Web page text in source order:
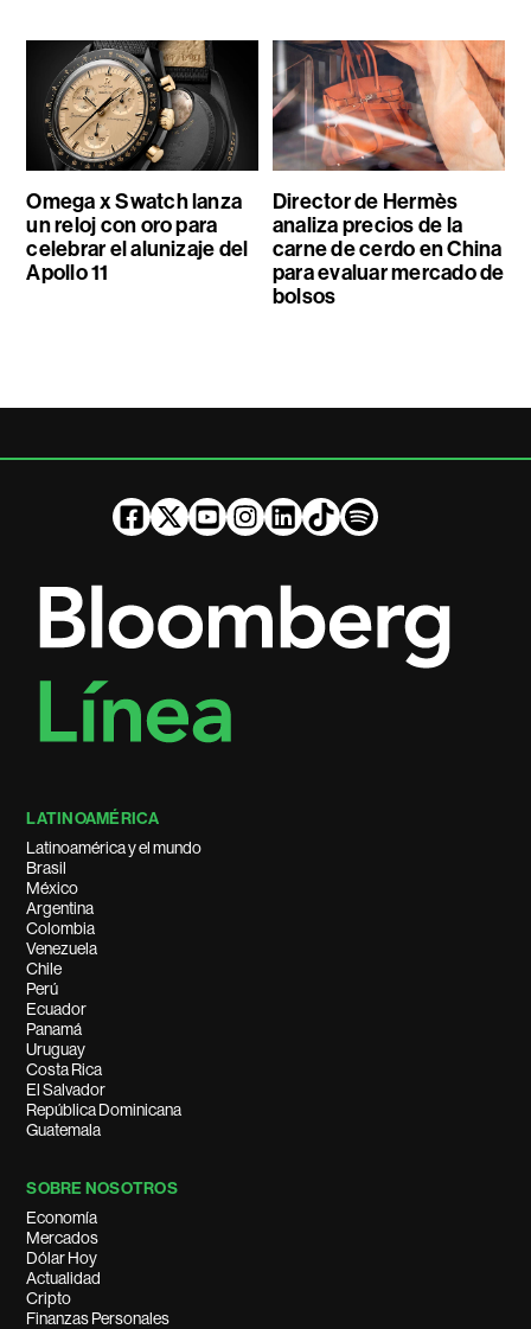
Omega x Swatch lanza
un reloj con oro para
celebrar el alunizaje del
Apollo 11
Director de Hermès
analiza precios de la
carne de cerdo en China
para evaluar mercado de
bolsos
LATINOAMÉRICA
Latinoamérica y el mundo
Brasil
México
Argentina
Colombia
Venezuela
Chile
Perú
Ecuador
Panamá
Uruguay
Costa Rica
El Salvador
República Dominicana
Guatemala
SOBRE NOSOTROS
Economía
Mercados
Dólar Hoy
Actualidad
Cripto
Finanzas Personales